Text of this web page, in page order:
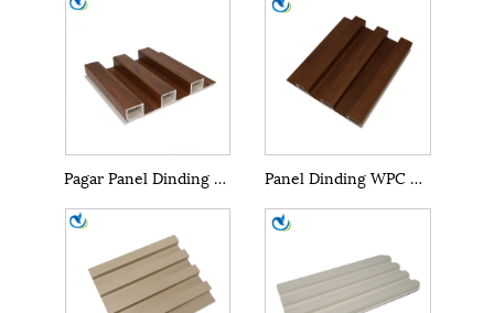
Pagar Panel Dinding WPC Panel Dinding WPC Luar